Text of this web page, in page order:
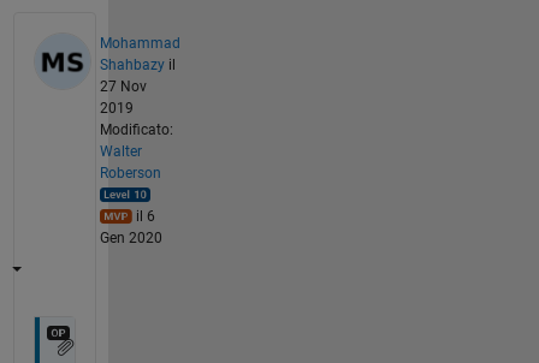
Mohammad
Shahbazy il
27 Nov
2019
Modificato:
Walter
Roberson
il 6
Gen 2020